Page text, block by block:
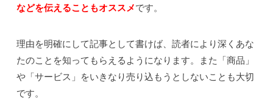
などを伝えることもオススメです。
理由を明確にして記事として書けば、読者により深くあな
たのことを知ってもらえるようになります。また「商品」
や「サービス」をいきなり売り込もうとしないことも大切
です。